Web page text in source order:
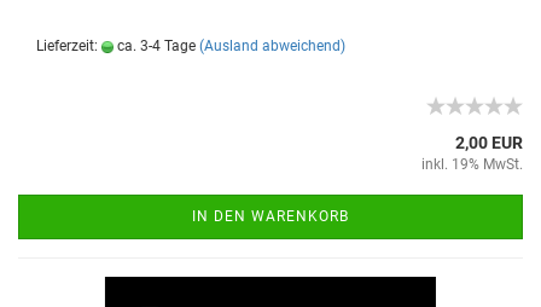
Lieferzeit: ca. 3-4 Tage (Ausland abweichend)
2,00 EUR
inkl. 19% MwSt.
IN DEN WARENKORB